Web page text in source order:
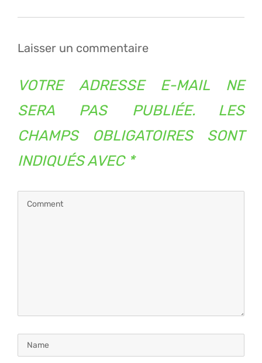
Laisser un commentaire
VOTRE ADRESSE E-MAIL NE
SERA PAS PUBLIÉE.
LES
CHAMPS OBLIGATOIRES SONT
INDIQUÉS AVEC *